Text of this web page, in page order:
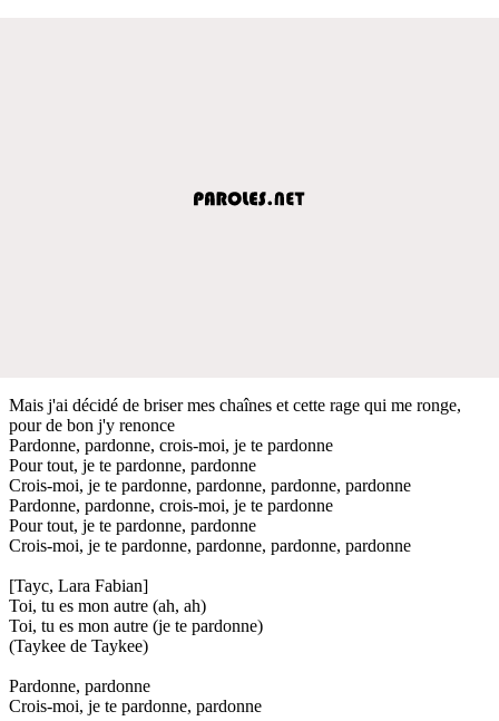
Mais j'ai décidé de briser mes chaînes et cette rage qui me ronge,
pour de bon j'y renonce
Pardonne, pardonne, crois-moi, je te pardonne
Pour tout, je te pardonne, pardonne
Crois-moi, je te pardonne, pardonne, pardonne, pardonne
Pardonne, pardonne, crois-moi, je te pardonne
Pour tout, je te pardonne, pardonne
Crois-moi, je te pardonne, pardonne, pardonne, pardonne
[Tayc, Lara Fabian]
Toi, tu es mon autre (ah, ah)
Toi, tu es mon autre (je te pardonne)
(Taykee de Taykee)
Pardonne, pardonne
Crois-moi, je te pardonne, pardonne